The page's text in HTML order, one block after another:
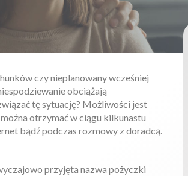
czy nieplanowany wcześniej
obciążają
tę sytuację? Możliwości jest
otrzymać w ciągu kilkunastu
bądź podczas rozmowy z doradcą.
przyjęta nazwa pożyczki